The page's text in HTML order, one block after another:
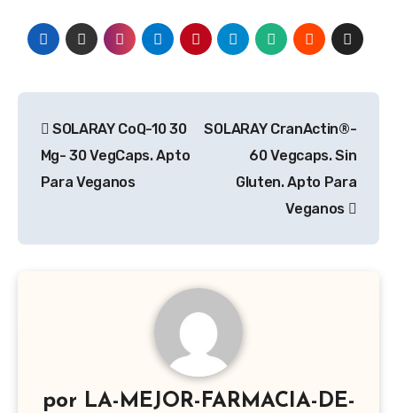
de
entradas
SOLARAY CoQ-10 30
Mg- 30 VegCaps. Apto
Para Veganos
SOLARAY CranActin®-
60 Vegcaps. Sin
Gluten. Apto Para
Veganos
por LA-MEJOR-FARMACIA-DE-